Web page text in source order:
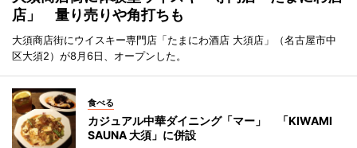
店」 量り売りや角打ちも
大須商店街にウイスキー専門店「たまにわ酒店 大須店」（名古屋市中
区大須2）が8月6日、オープンした。
食べる
カジュアル中華ダイニング「マー」 「KIWAMI
SAUNA 大須」に併設